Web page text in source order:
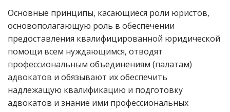
Основные принципы, касающиеся роли юристов,
основополагающую роль в обеспечении
предоставления квалифицированной юридической
помощи всем нуждающимся, отводят
профессиональным объединениям (палатам)
адвокатов и обязывают их обеспечить
надлежащую квалификацию и подготовку
адвокатов и знание ими профессиональных